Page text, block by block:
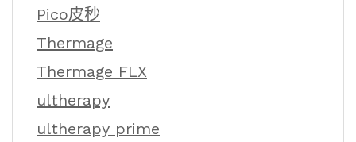
Pico皮秒
Thermage
Thermage FLX
ultherapy
ultherapy prime